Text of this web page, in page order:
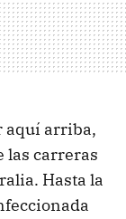
aquí arriba,
las carreras
Hasta la